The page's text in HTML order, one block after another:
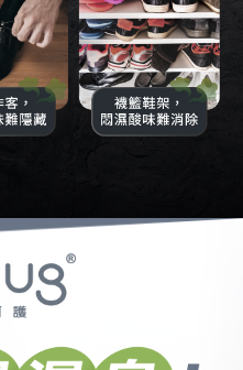
鞋時刻只能
客，薰人氣味難隱藏 襪籃鞋